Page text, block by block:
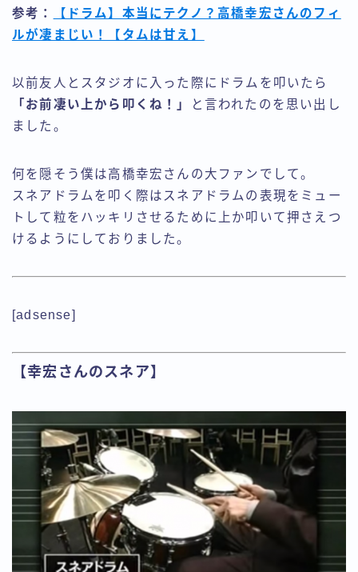
参考：
【ドラム】本当にテクノ？高橋幸宏さんのフィ
ルが凄まじい！【タムは甘え】
以前友人とスタジオに入った際にドラムを叩いたら
「お前凄い上から叩くね！」
と言われたのを思い出し
ました。
何を隠そう僕は高橋幸宏さんの大ファンでして。
スネアドラムを叩く際はスネアドラムの表現をミュー
トして粒をハッキリさせるために上か叩いて押さえつ
けるようにしておりました。
[adsense]
【幸宏さんのスネア】